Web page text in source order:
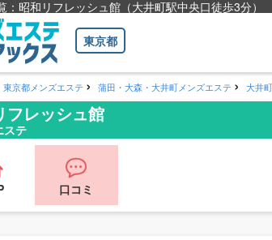
：昭和リフレッシュ館（大井町駅中央口徒歩3分）
東京都
東京都メンズエステ 蒲田・大森・大井町メンズエステ 大井
フレッシュ館
ステ
口コミ